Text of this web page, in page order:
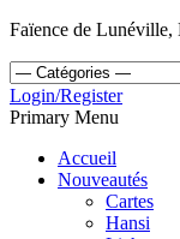
Faïence de Lunéville,
Login/Register
Primary Menu
Accueil
Nouveautés
Cartes
Hansi